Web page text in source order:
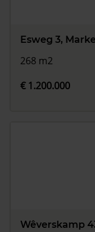
Esweg 3,
268 m2
€ 1.200.000
Wêverskamp